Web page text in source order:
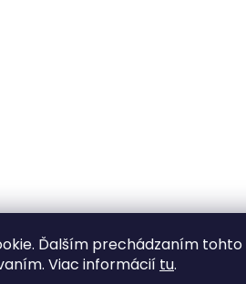
Ďalším prechádzaním tohto
Viac informácií tu.